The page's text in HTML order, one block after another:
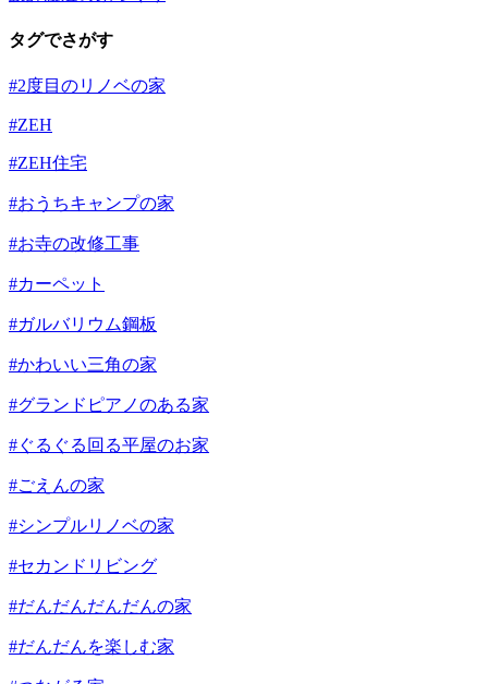
タグでさがす
#2度目のリノベの家
#ZEH
#ZEH住宅
#おうちキャンプの家
#お寺の改修工事
#カーペット
#ガルバリウム鋼板
#かわいい三角の家
#グランドピアノのある家
#ぐるぐる回る平屋のお家
#ごえんの家
#シンプルリノベの家
#セカンドリビング
#だんだんだんだんの家
#だんだんを楽しむ家